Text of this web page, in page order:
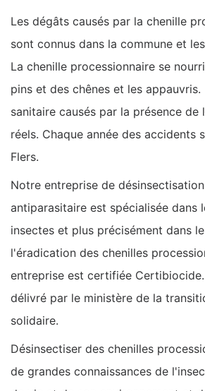
Les dégâts causés par la chenille
sont connus dans la commune et
La chenille processionnaire se
pins et des chênes et les appauvris.
sanitaire causés par la présence de
réels. Chaque année des accidents
Flers.
Notre entreprise de
antiparasitaire est spécialisée dans
insectes et plus précisément dans
l'éradication des chenilles
entreprise est certifiée
délivré par le ministère de la
solidaire.
Désinsectiser des chenilles
de grandes connaissances de